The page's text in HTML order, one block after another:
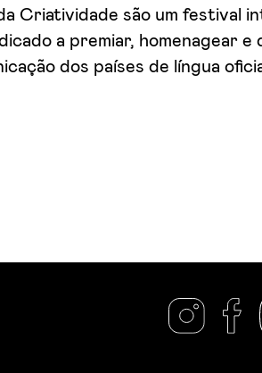
Criatividade são um festival
a premiar, homenagear
dos países de língua